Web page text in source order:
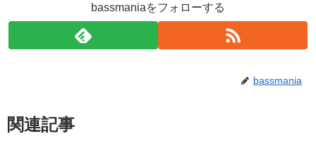
bassmaniaをフォローする
bassmania
関連記事